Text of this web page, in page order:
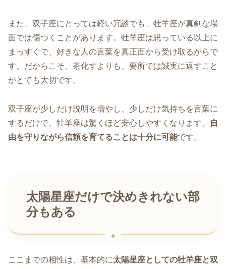
また、双子座にとっては軽い冗談でも、牡羊座が真剣な場
面では傷つくことがあります。牡羊座は思っている以上に
まっすぐで、好きな人の言葉を真正面から受け取るからで
す。だからこそ、茶化すよりも、要所では誠実に返すこと
がとても大切です。
双子座が少しだけ説明を増やし、少しだけ気持ちを言葉に
するだけで、牡羊座は驚くほど安心しやすくなります。
自
由を守りながら信頼を育てることは十分に可能です。
太陽星座だけで決めきれない部
分もある
ここまでの相性は、基本的に太陽星座としての牡羊座と双